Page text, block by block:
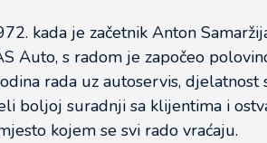
kada je začetnik Anton
Auto, s radom je započeo
rada uz autoservis,
boljoj suradnji sa klijentima i
kojem se svi rado vraćaju.